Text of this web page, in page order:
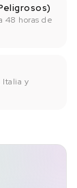
48 horas de
Italia y